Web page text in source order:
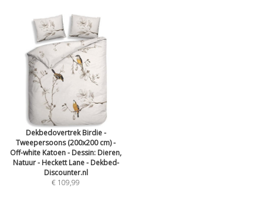
Dekbedovertrek Birdie -
Tweepersoons (200x200 cm) -
Off-white Katoen - Dessin: Dieren,
Natuur - Heckett Lane - Dekbed-
Discounter.nl
€ 109,99